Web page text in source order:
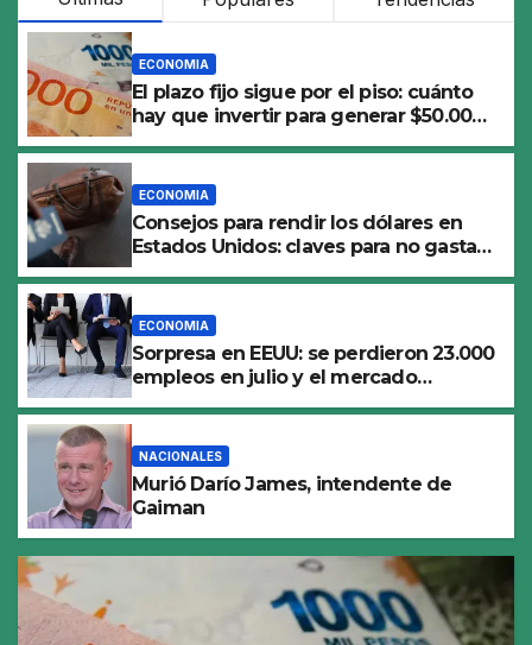
ECONOMIA
El plazo fijo sigue por el piso: cuánto
hay que invertir para generar $50.000
ECONOMIA
Consejos para rendir los dólares en
Estados Unidos: claves para no gastar
ECONOMIA
Sorpresa en EEUU: se perdieron 23.000
empleos en julio y el mercado
NACIONALES
Murió Darío James, intendente de
Gaiman